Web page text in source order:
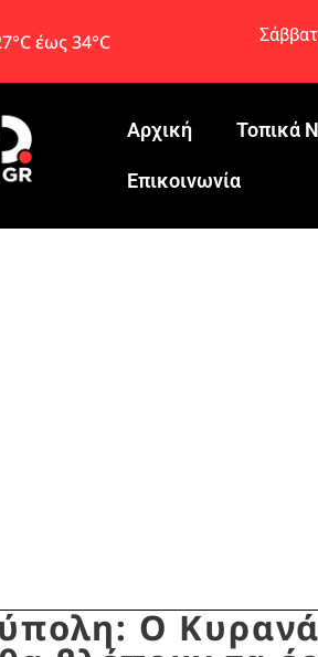
έως 34°C
Αρχική Τοπικά
Eπικοινωνία
Ο